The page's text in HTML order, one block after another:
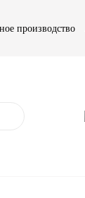
производство